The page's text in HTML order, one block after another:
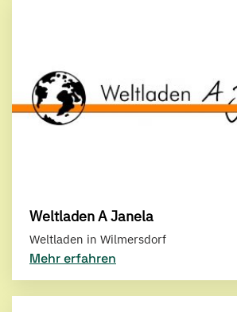
Weltladen A Janela
Weltladen in Wilmersdorf
Mehr erfahren